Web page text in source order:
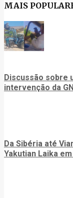
MAIS
Discussão sobre
intervenção da
Da Sibéria até
Yakutian Laika